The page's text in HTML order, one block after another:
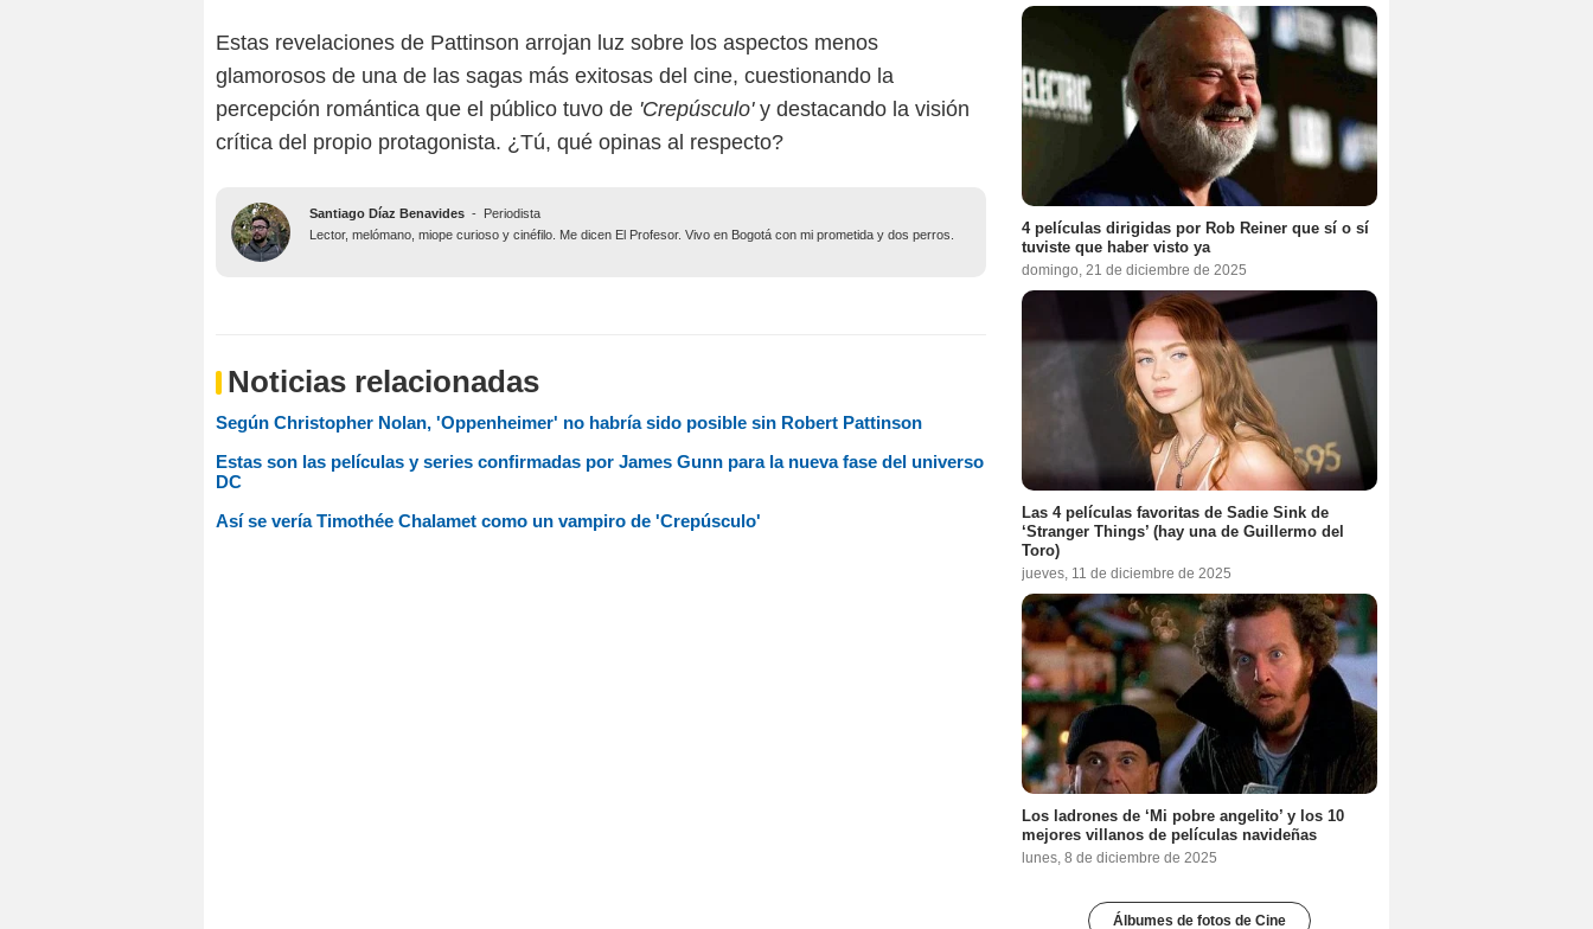
Estas revelaciones de Pattinson arrojan luz sobre los aspectos menos
glamorosos de una de las sagas más exitosas del cine, cuestionando la
percepción romántica que el público tuvo de 'Crepúsculo'y destacando la visión
crítica del propio protagonista. ¿Tú, qué opinas al respecto?
Santiago Díaz Benavides - Periodista
Lector, melómano, miope curioso y cinéfilo. Me dicen El Profesor. Vivo en Bogotá con mi prometida y dos perros.
Noticias relacionadas
Según Christopher Nolan, 'Oppenheimer' no habría sido posible sin Robert Pattinson
Estas son las películas y series confirmadas por James Gunn para la nueva fase del universo
DC
Así se vería Timothée Chalamet como un vampiro de 'Crepúsculo'
4 películas dirigidas por Rob Reiner que sí o sí
tuviste que haber visto ya
domingo, 21 de diciembre de 2025
Las 4 películas favoritas de Sadie Sink de
‘Stranger Things’ (hay una de Guillermo del
Toro)
jueves, 11 de diciembre de 2025
Los ladrones de ‘Mi pobre angelito’ y los 10
mejores villanos de películas navideñas
lunes, 8 de diciembre de 2025
Álbumes de fotos de Cine